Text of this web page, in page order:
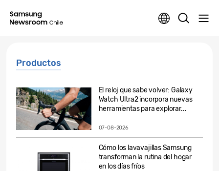
Productos
El reloj que sabe volver: Galaxy
Watch Ultra2 incorpora nuevas
herramientas para explorar...
07-08-2026
Cómo los lavavajillas Samsung
transforman la rutina del hogar
en los días fríos